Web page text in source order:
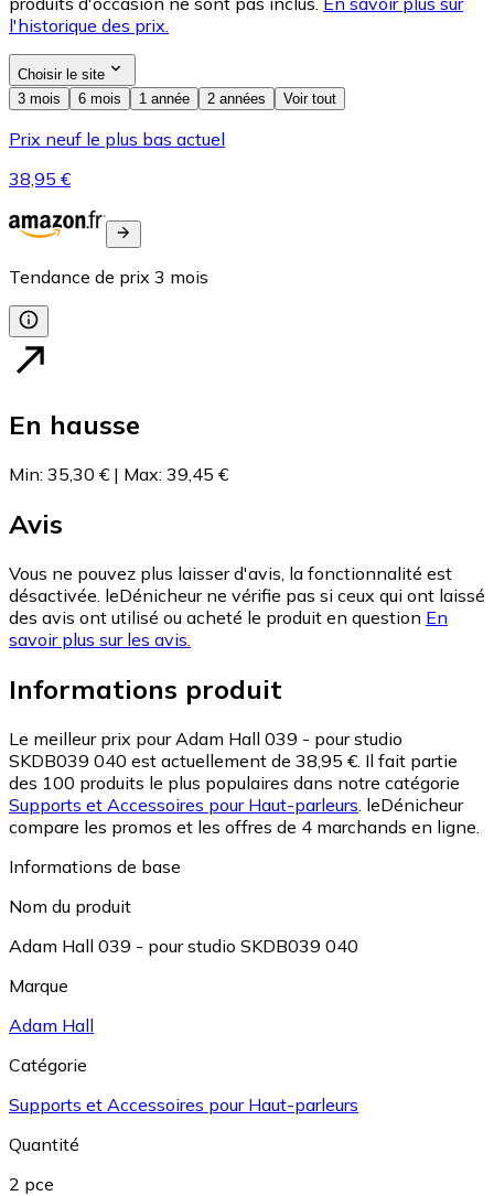
l'historique des prix.
Choisir le site
3 mois
6 mois 1 année 2 années Voir tout
Prix neuf le plus bas actuel
38,95 €
Tendance de prix 3 mois
En hausse
Min: 35,30 € | Max: 39,45 €
Avis
Vous ne pouvez plus laisser d'avis, la fonctionnalité est
désactivée. leDénicheur ne vérifie pas si ceux qui ont laissé
des avis ont utilisé ou acheté le produit en question En
savoir plus sur les avis.
Informations produit
Le meilleur prix pour Adam Hall 039 - pour studio
SKDB039 040 est actuellement de 38,95 €. Il fait partie
des 100 produits le plus populaires dans notre catégorie
Supports et Accessoires pour Haut-parleurs leDénicheur
compare les promos et les offres de 4 marchands en ligne.
Informations de base
Nom du produit
Adam Hall 039 - pour studio SKDB039 040
Marque
Adam Hall
Catégorie
Supports et Accessoires pour Haut-parleurs
Quantité
2 pce